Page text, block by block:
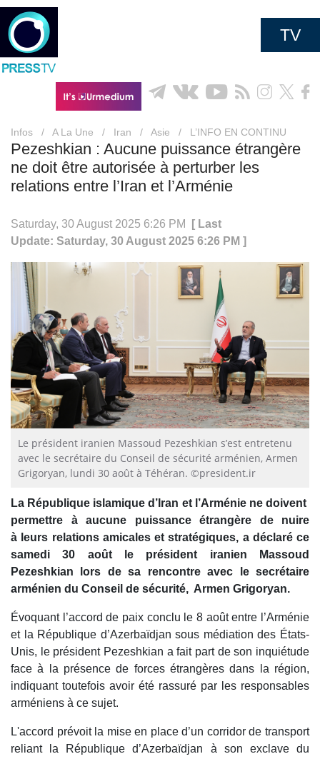
TV
Infos / A La Une / Iran / Asie / L’INFO EN CONTINU
Pezeshkian : Aucune puissance étrangère
ne doit être autorisée à perturber les
relations entre l’Iran et l’Arménie
Saturday, 30 August 2025 6:26 PM
[ Last
Update: Saturday, 30 August 2025 6:26 PM ]
Le président iranien Massoud Pezeshkian s’est entretenu
avec le secrétaire du Conseil de sécurité arménien, Armen
Grigoryan, lundi 30 août à Téhéran. ©president.ir
La République islamique d’Iran et l’Arménie ne doivent
permettre à aucune puissance étrangère de nuire
à leurs relations amicales et stratégiques, a déclaré ce
samedi 30 août le président iranien Massoud
Pezeshkian lors de sa rencontre avec le secrétaire
arménien du Conseil de sécurité, Armen Grigoryan.
Évoquant l’accord de paix conclu le 8 août entre l’Arménie
et la République d’Azerbaïdjan sous médiation des États-
Unis, le président Pezeshkian a fait part de son inquiétude
face à la présence de forces étrangères dans la région,
indiquant toutefois avoir été rassuré par les responsables
arméniens à ce sujet.
L'accord prévoit la mise en place d’un corridor de transport
reliant la République d’Azerbaïdjan à son exclave du